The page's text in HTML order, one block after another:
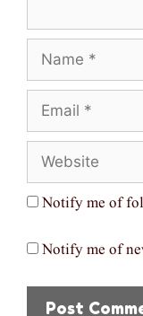
Notify me of
Notify me of